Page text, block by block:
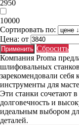
2950
10000
Сортировать по:
Цена: от
Сбросить
Компания Proma
шлифовальных
зарекомендовали
инструменты для
Эти станки сочетают в
долговечность и
идеальным выбором
деталей.